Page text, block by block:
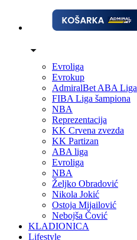
Evroliga
Evrokup
AdmiralBet ABA Liga
FIBA Liga šampiona
NBA
Reprezentacija
KK Crvena zvezda
KK Partizan
ABA liga
Evroliga
NBA
Željko Obradović
Nikola Jokić
Ostoja Mijailović
Nebojša Čović
KLADIONICA
Lifestyle